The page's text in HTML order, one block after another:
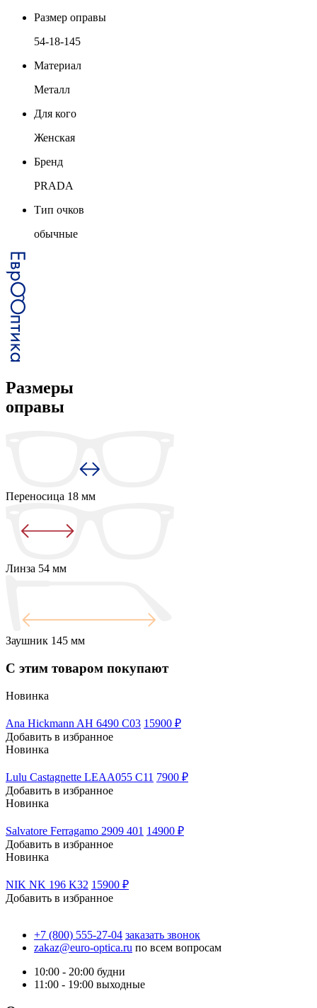
Размер оправы
54-18-145
Материал
Металл
Для кого
Женская
Бренд
PRADA
Тип очков
обычные
Размеры
оправы
Переносица 18 мм
Линза 54 мм
Заушник 145 мм
С этим товаром покупают
Новинка
Ana Hickmann AH 6490 C03 15900 ₽
Добавить в избранное
Новинка
Lulu Castagnette LEAA055 С11 7900 ₽
Добавить в избранное
Новинка
Salvatore Ferragamo 2909 401 14900 ₽
Добавить в избранное
Новинка
NIK NK 196 K32 15900 ₽
Добавить в избранное
+7 (800) 555-27-04 заказать звонок
zakaz@euro-optica.ru по всем вопросам
10:00 - 20:00 будни
11:00 - 19:00 выходные